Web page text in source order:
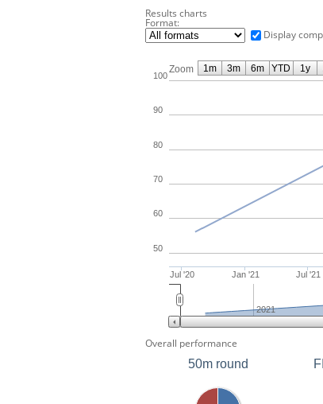
Results charts
Format:
Display
Zoom
Jul '20 Jan '21 Jul '21
50
60
70
80
90
100
2021
1m 3m 6m YTD 1y
Overall performance
50m round